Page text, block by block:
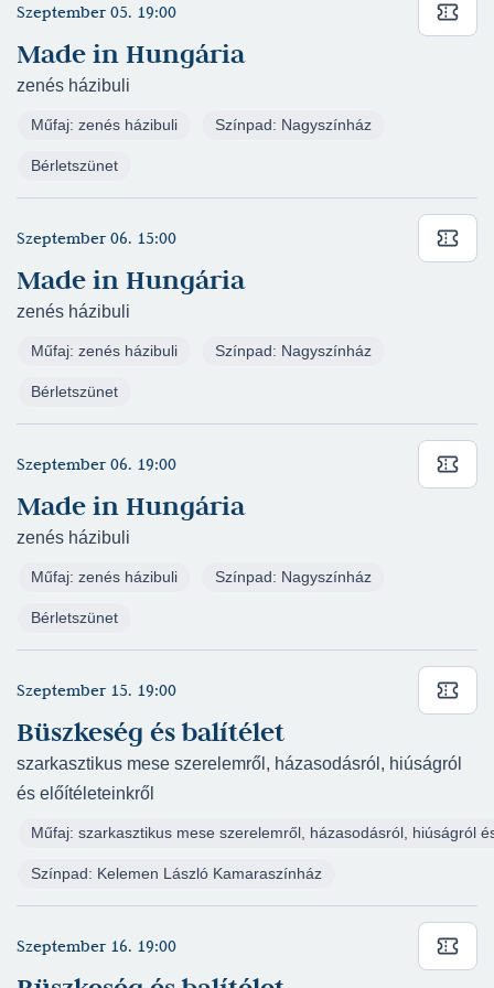
(rendező: Vidnyánszky Attila)
Carmina Burana - Bethlen téri Színház -
Táncelőadás
Csehov: Három nővér - Vörösmarty Színház -
Irina
Bartos Erika: Bogyó és Babóca - Csiky Gergely
Színház - Babóca
Beatrice
Petőfi Sándor: János vitéz - Nemzeti Színház -
Szomszéd kislány
Berg Judit: Rumini - Pesti Magyar Színház -
Horváth János Antal-Horváth Illés-Deres Péter:
Holnapelőtt - Pesti Magyar Színház - Kinga
Vajda Katalin: Legyetek jók, ha tudtok! - Pesti
William Shakespeare: Rómeó és Júlia - Pesti
Magyar Színház - Júlia
Tasnádi-Jeli-Vészits-Gimesi: Időfutár - Pesti
Sütő András: Káin és Ábel - Déryné Program -
Arabella
Szente Vajk: Legénybúcsú - Csiky Gergely
Színház - Daisy
Bolba Tamás-Szente Vajk-Galambos Attila:
Szente Vajk: Legénybúcsú - Játékszín - Daisy
Molnár Ferenc: Üvegcipő - Pécsi Nemzeti
Szeptember 05. 19:00
Made in Hungária
zenés házibuli
Műfaj: zenés házibuli Színpad: Nagyszínház
Bérletszünet
Szeptember 06. 15:00
Made in Hungária
zenés házibuli
Műfaj: zenés házibuli Színpad: Nagyszínház
Bérletszünet
Szeptember 06. 19:00
Made in Hungária
zenés házibuli
Műfaj: zenés házibuli Színpad: Nagyszínház
Bérletszünet
Szeptember 15. 19:00
Büszkeség és balítélet
szarkasztikus mese szerelemről, házasodásról, hiúságról
és előítéleteinkről
Műfaj: szarkasztikus mese szerelemről, házasodásról, hiúságról
Színpad: Kelemen László Kamaraszínház
Szeptember 16. 19:00